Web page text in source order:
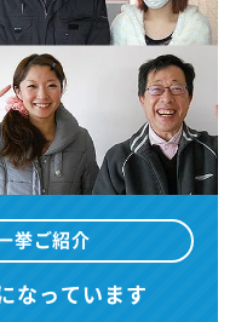
挙ご紹介
なっています